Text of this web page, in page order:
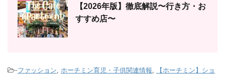
【2026年版】徹底解説〜行き方・お
すすめ店〜
-ファッション, ホーチミン育児・子供関連情報,
【ホーチミン】ショ